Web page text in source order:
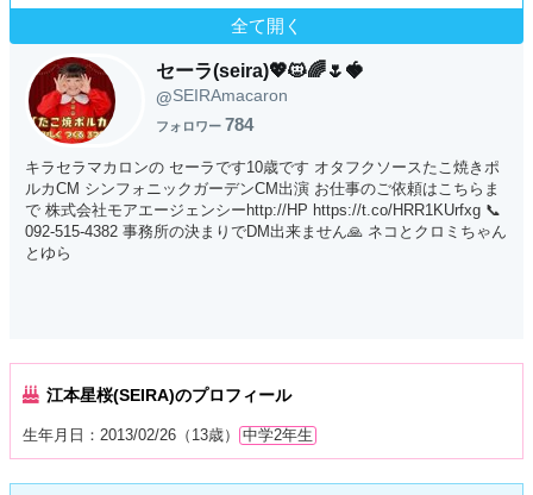
全て開く
セーラ(seira)💖🐱🌈🌷🍓
@SEIRAmacaron
フォロワー 784
キラセラマカロンの セーラです10歳です オタフクソースたこ焼きポ
ルカCM シンフォニックガーデンCM出演 お仕事のご依頼はこちらま
で 株式会社モアエージェンシーhttp://HP https://t.co/HRR1KUrfxg 📞
092-515-4382 事務所の決まりでDM出来ません🙏 ネコとクロミちゃん
とゆら
江本星桜(SEIRA)のプロフィール
生年月日：2013/02/26（13歳） 中学2年生